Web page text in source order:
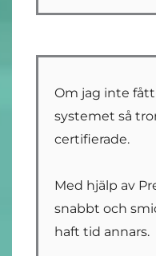
Om jag inte
systemet så
certifierade.
Med hjälp av
snabbt och
haft tid annars.